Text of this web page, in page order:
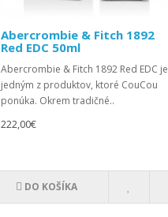
Abercrombie & Fitch 1892
Red EDC 50ml
Abercrombie & Fitch 1892 Red EDC je
jedným z produktov, ktoré CouCou
ponúka. Okrem tradičné..
222,00€
DO KOŠÍKA